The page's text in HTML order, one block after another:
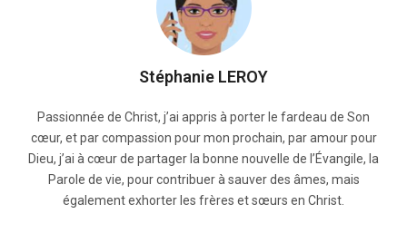
Stéphanie LEROY
Passionnée de Christ, j’ai appris à porter le fardeau de Son
cœur, et par compassion pour mon prochain, par amour pour
Dieu, j’ai à cœur de partager la bonne nouvelle de l’Évangile, la
Parole de vie, pour contribuer à sauver des âmes, mais
également exhorter les frères et sœurs en Christ.